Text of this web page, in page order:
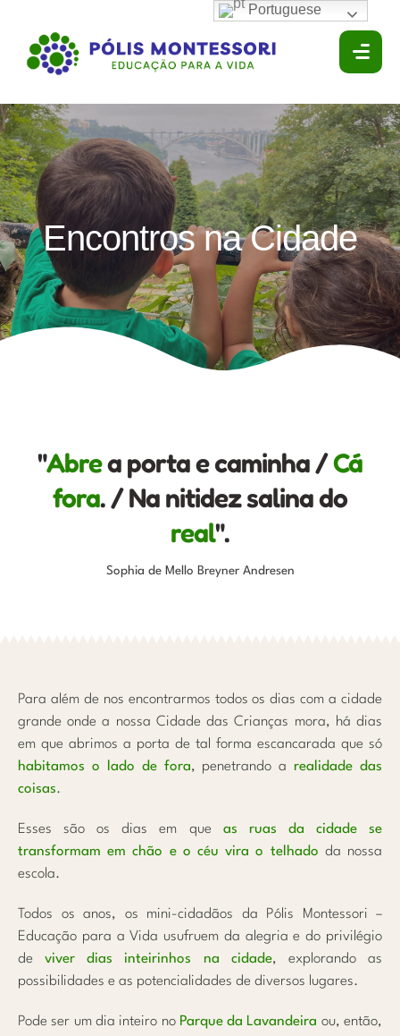
Encontros na Cidade
"Abrea porta e caminha /Cá
fora. / Na nitidez salina do
real".
Sophia de Mello Breyner Andresen
Para além de nos encontrarmos todos os dias com a cidade
grande onde a nossa Cidade das Crianças mora, há dias
em que abrimos a porta de tal forma escancarada que só
habitamos o lado de fora, penetrando arealidade das
coisas.
Esses são os dias em que as ruas da cidade se
transformam em chão e o céu vira o telhado da nossa
escola.
Todos os anos, os mini-cidadãos da Pólis Montessori –
Educação para a Vida usufruem da alegria e do privilégio
deviver dias inteirinhos na cidade, explorando as
possibilidades e as potencialidades de diversos lugares.
Pode ser um dia inteiro no Parque da Lavandeira ou, então,
Portuguese